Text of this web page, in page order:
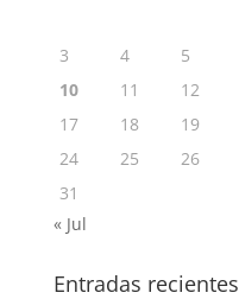
3
4 5
10
11 12
17
18 19
24
25 26
31
« Jul
Entradas recientes